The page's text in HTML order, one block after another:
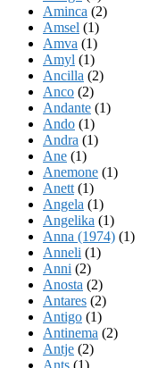
Aminca (2)
Amsel (1)
Amva (1)
Amyl (1)
Ancilla (2)
Anco (2)
Andante (1)
Ando (1)
Andra (1)
Ane (1)
Anemone (1)
Anett (1)
Angela (1)
Angelika (1)
Anna (1974) (1)
Anneli (1)
Anni (2)
Anosta (2)
Antares (2)
Antigo (1)
Antinema (2)
Antje (2)
Ants (1)